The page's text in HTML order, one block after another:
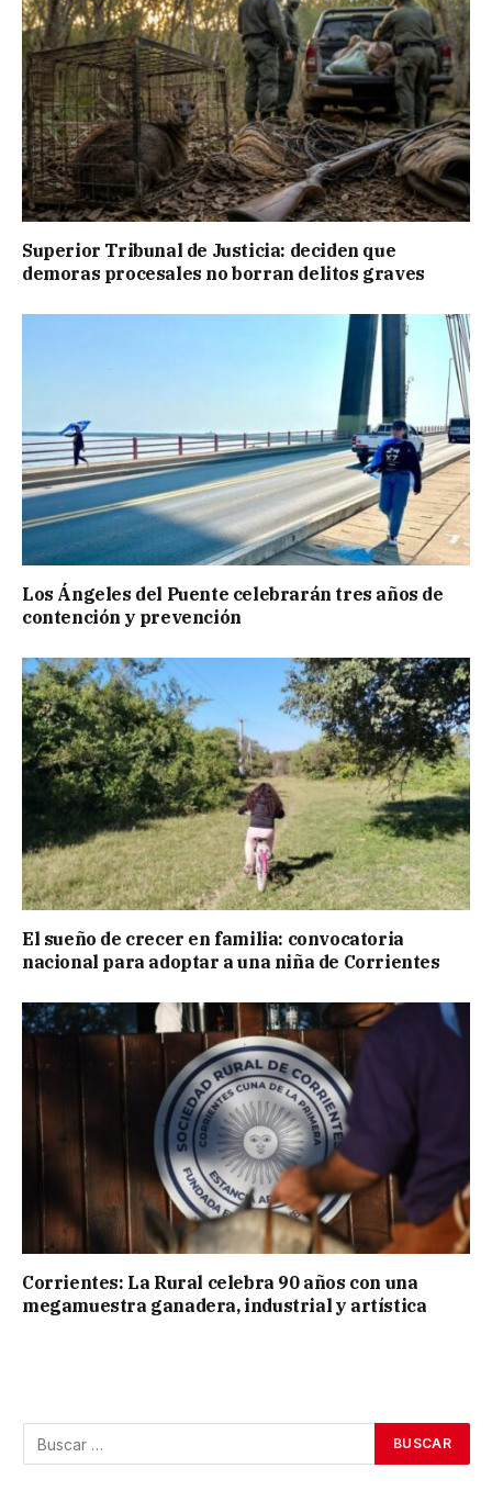
Superior Tribunal de Justicia: deciden que
demoras procesales no borran delitos graves
Los Ángeles del Puente celebrarán tres años de
contención y prevención
El sueño de crecer en familia: convocatoria
nacional para adoptar a una niña de Corrientes
Corrientes: La Rural celebra 90 años con una
megamuestra ganadera, industrial y artística